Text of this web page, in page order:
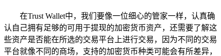
在Trust Wallet中，我们要像一位细心的管家一样，认真确
认自己拥有足够的可用于提现的加密货币资产，还需要了解这
些资产是否能在所选的交易平台上进行交易，因为不同的交易
平台就像不同的商场，支持的加密货币种类可能会有所差异，